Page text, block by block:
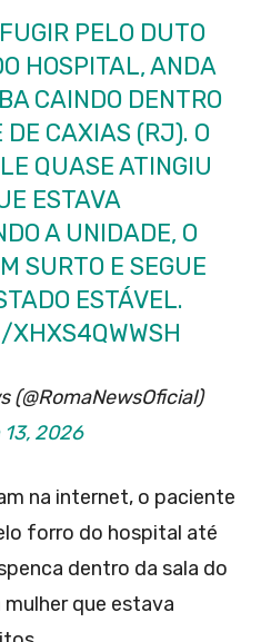
PELO DUTO
HOSPITAL, ANDA
CAINDO DENTRO
DE CAXIAS (RJ). O
QUASE ATINGIU
ESTAVA
A UNIDADE, O
SURTO E SEGUE
ESTÁVEL.
XHXS4QWWSH
(@RomaNewsOficial)
2026
na internet, o paciente
forro do hospital até
dentro da sala do
que estava